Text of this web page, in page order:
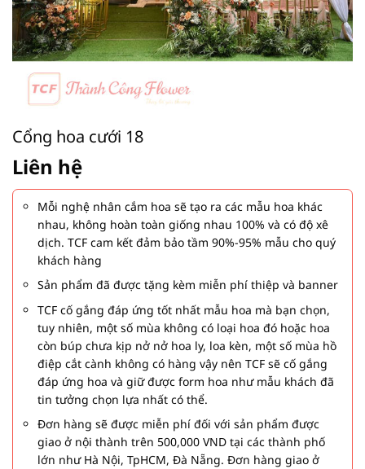
Cổng hoa cưới 18
Liên hệ
Mỗi nghệ nhân cắm hoa sẽ tạo ra các mẫu hoa khác
nhau, không hoàn toàn giống nhau 100% và có độ xê
dịch. TCF cam kết đảm bảo tầm 90%-95% mẫu cho quý
khách hàng
Sản phẩm đã được tặng kèm miễn phí thiệp và banner
TCF cố gắng đáp ứng tốt nhất mẫu hoa mà bạn chọn,
tuy nhiên, một số mùa không có loại hoa đó hoặc hoa
còn búp chưa kịp nở nở hoa ly, loa kèn, một số mùa hồ
điệp cắt cành không có hàng vậy nên TCF sẽ cố gắng
đáp ứng hoa và giữ được form hoa như mẫu khách đã
tin tưởng chọn lựa nhất có thể.
Đơn hàng sẽ được miễn phí đối với sản phẩm được
giao ở nội thành trên 500,000 VND tại các thành phố
lớn như Hà Nội, TpHCM, Đà Nẵng. Đơn hàng giao ở